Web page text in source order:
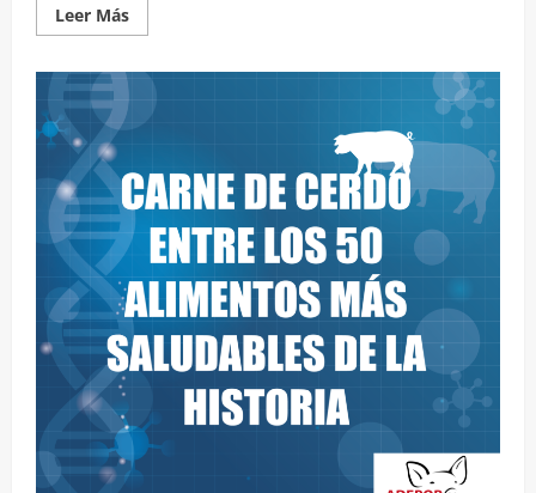
Leer MásLeer
más
COMER
CARNE
CERDO
PARA
LA
SALUD